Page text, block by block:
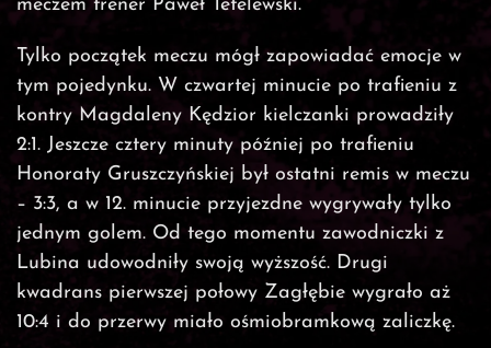
meczem trener Paweł Tetelewski.
Tylko początek meczu mógł zapowiadać emocje w
tym pojedynku. W czwartej minucie po trafieniu z
kontry Magdaleny Kędzior kielczanki prowadziły
2:1. Jeszcze cztery minuty później po trafieniu
Honoraty Gruszczyńskiej był ostatni remis w meczu
– 3:3, a w 12. minucie przyjezdne wygrywały tylko
jednym golem. Od tego momentu zawodniczki z
Lubina udowodniły swoją wyższość. Drugi
kwadrans pierwszej połowy Zagłębie wygrało aż
10:4 i do przerwy miało ośmiobramkową zaliczkę.